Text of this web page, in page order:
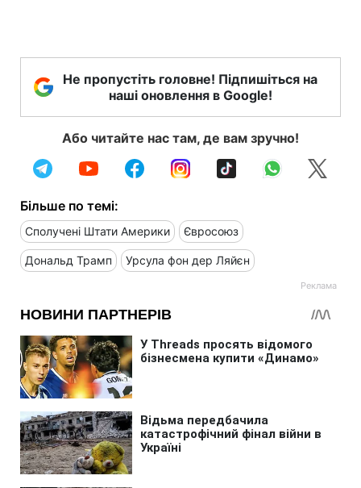
Не пропустіть головне! Підпишіться на
наші оновлення в Google!
Або читайте нас там, де вам зручно!
Більше по темі:
Сполучені Штати Америки Євросоюз
Дональд Трамп Урсула фон дер Ляйєн